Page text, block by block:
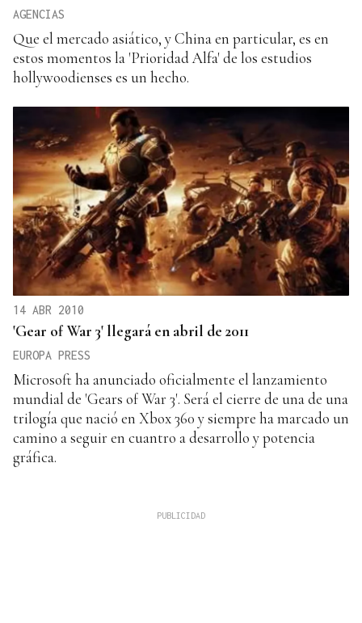
AGENCIAS
Que el mercado asiático, y China en particular, es en
estos momentos la 'Prioridad Alfa' de los estudios
hollywoodienses es un hecho.
14 ABR 2010
'Gear of War 3' llegará en abril de 2011
EUROPA PRESS
Microsoft ha anunciado oficialmente el lanzamiento
mundial de 'Gears of War 3'. Será el cierre de una de una
trilogía que nació en Xbox 360 y siempre ha marcado un
camino a seguir en cuantro a desarrollo y potencia
gráfica.